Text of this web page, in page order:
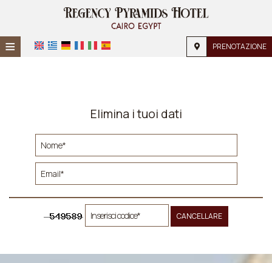
≡ PRENOTAZIONE
Alloggio
Richiesta
Contatti
Elimina i tuoi dati
CANCELLARE